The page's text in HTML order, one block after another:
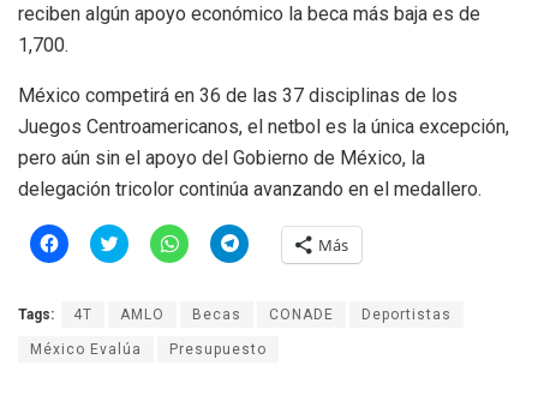
reciben algún apoyo económico la beca más baja es de
1,700.
México competirá en 36 de las 37 disciplinas de los
Juegos Centroamericanos, el netbol es la única excepción,
pero aún sin el apoyo del Gobierno de México, la
delegación tricolor continúa avanzando en el medallero.
H
a
p
H
a
i
p
H
a
p
H
a
p
Más
Tags: 4T AMLO Becas CONADE Deportistas
México Evalúa Presupuesto